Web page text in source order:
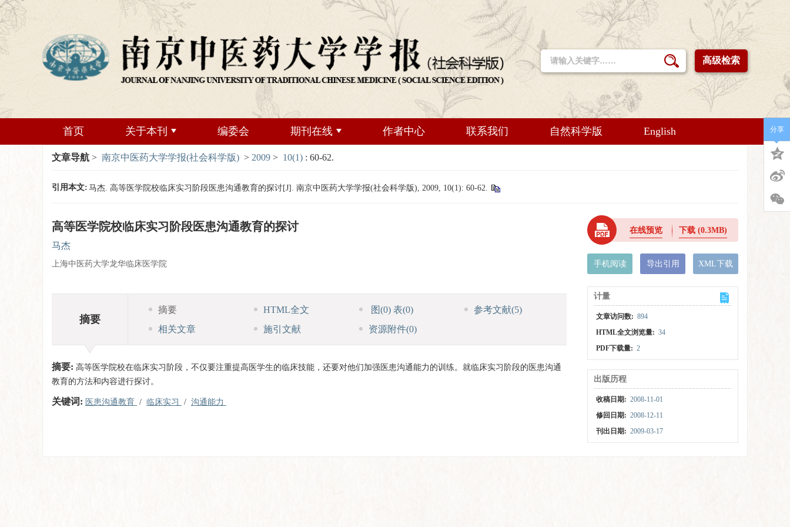
高级检索
首页 关于本刊 编委会 期刊在线 作者中心 联系我们 自然科学版 English
文章导航 > 南京中医药大学学报(社会科学版) > 2009 > 10(1) : 60-62.
引用本文: 马杰. 高等医学院校临床实习阶段医患沟通教育的探讨[J]. 南京中医药大学学报(社会科学版), 2009, 10(1): 60-62.
高等医学院校临床实习阶段医患沟通教育的探讨
马杰
上海中医药大学龙华临床医学院
摘要
摘要 HTML全文 图(0) 表(0) 参考文献(5)
相关文章
施引文献 资源附件(0)
摘要: 高等医学院校在临床实习阶段，不仅要注重提高医学生的临床技能，还要对他们加强医患沟通能力的训练。就临床实习阶段的医患沟通
教育的方法和内容进行探讨。
关键词: 医患沟通教育 / 临床实习 / 沟通能力
在线预览 下载(0.3MB)
手机阅读 导出引用 XML下载
计量
文章访问数: 894
HTML全文浏览量: 34
PDF下载量: 2
出版历程
收稿日期: 2008-11-01
修回日期: 2008-12-11
刊出日期: 2009-03-17
分享